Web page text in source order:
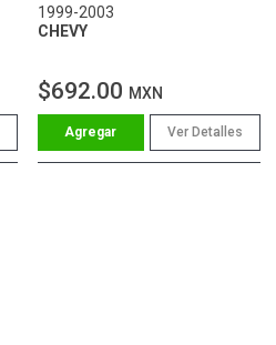
1999-2003
CHEVY
$692.00 MXN
Ver Detalles